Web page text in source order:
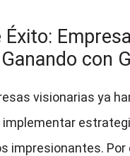
Éxito:
con
visionarias ya
impresionantes. Por